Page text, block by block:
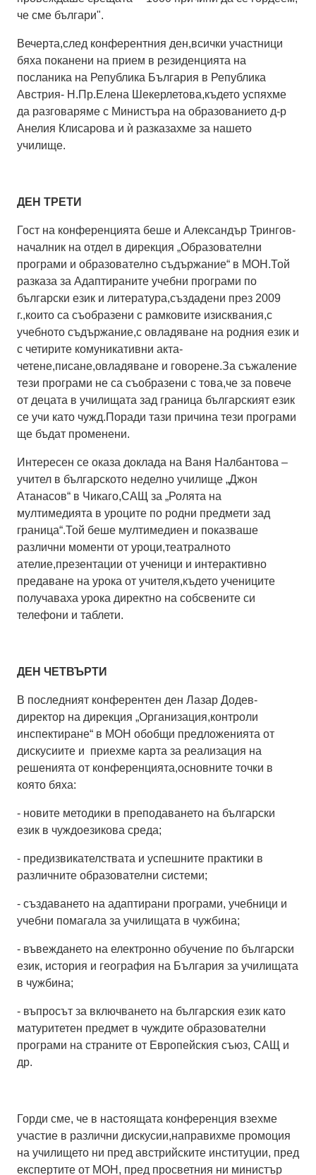
че сме българи".
Вечерта,след конферентния ден,всички участници
бяха поканени на прием в резиденцията на
посланика на Република България в Република
Австрия- Н.Пр.Елена Шекерлетова,където успяхме
да разговаряме с Министъра на образованието д-р
Анелия Клисарова и ѝ разказахме за нашето
училище.
ДЕН ТРЕТИ
Гост на конференцията беше и Александър Трингов-
началник на отдел в дирекция „Образователни
програми и образователно съдържание“ в МОН.Той
разказа за Адаптираните учебни програми по
български език и литература,създадени през 2009
г.,които са съобразени с рамковите изисквания,с
учебното съдържание,с овладяване на родния език и
с четирите комуникативни акта-
четене,писане,овладяване и говорене.За съжаление
тези програми не са съобразени с това,че за повече
от децата в училищата зад граница българският език
се учи като чужд.Поради тази причина тези програми
ще бъдат променени.
Интересен се оказа доклада на Ваня Налбантова –
учител в българското неделно училище „Джон
Атанасов“ в Чикаго,САЩ за „Ролята на
мултимедията в уроците по родни предмети зад
граница“.Той беше мултимедиен и показваше
различни моменти от уроци,театралното
ателие,презентации от ученици и интерактивно
предаване на урока от учителя,където учениците
получаваха урока директно на собсвените си
телефони и таблети.
ДЕН ЧЕТВЪРТИ
В последният конферентен ден Лазар Додев-
директор на дирекция „Организация,контроли
инспектиране“ в МОН обобщи предложенията от
дискусиите и приехме карта за реализация на
решенията от конференцията,основните точки в
която бяха:
- новите методики в преподаването на български
език в чуждоезикова среда;
- предизвикателствата и успешните практики в
различните образователни системи;
- създаването на адаптирани програми, учебници и
учебни помагала за училищата в чужбина;
- въвеждането на електронно обучение по български
език, история и география на България за училищата
в чужбина;
- въпросът за включването на българския език като
матуритетен предмет в чуждите образователни
програми на страните от Европейския съюз, САЩ и
др.
Горди сме, че в настоящата конференция взехме
участие в различни дискусии,направихме промоция
на училището ни пред австрийските институции, пред
експертите от МОН, пред просветния ни министър